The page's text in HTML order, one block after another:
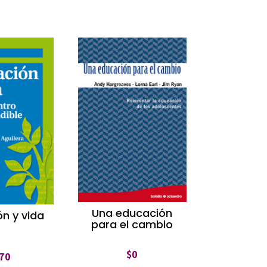
y vida Una educación
para el cambio
$0